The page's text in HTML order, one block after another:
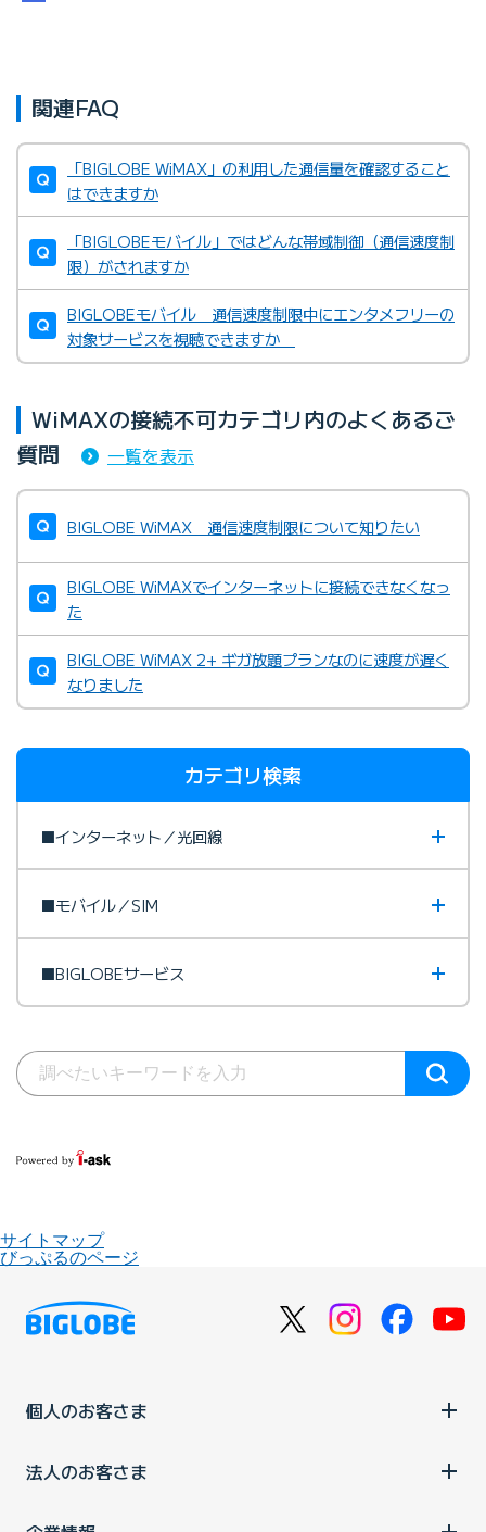
関連FAQ
「BIGLOBE WiMAX」の利用した通信量を確認すること
はできますか
「BIGLOBEモバイル」ではどんな帯域制御（通信速度制
限）がされますか
BIGLOBEモバイル 通信速度制限中にエンタメフリーの
対象サービスを視聴できますか
WiMAXの接続不可カテゴリ内のよくあるご
質問
一覧を表示
BIGLOBE WiMAX 通信速度制限について知りたい
BIGLOBE WiMAXでインターネットに接続できなくなっ
た
BIGLOBE WiMAX 2+ ギガ放題プランなのに速度が遅く
なりました
カテゴリ検索
■インターネット／光回線
■モバイル／SIM
■BIGLOBEサービス
サイトマップ
びっぷるのページ
個人のお客さま
法人のお客さま